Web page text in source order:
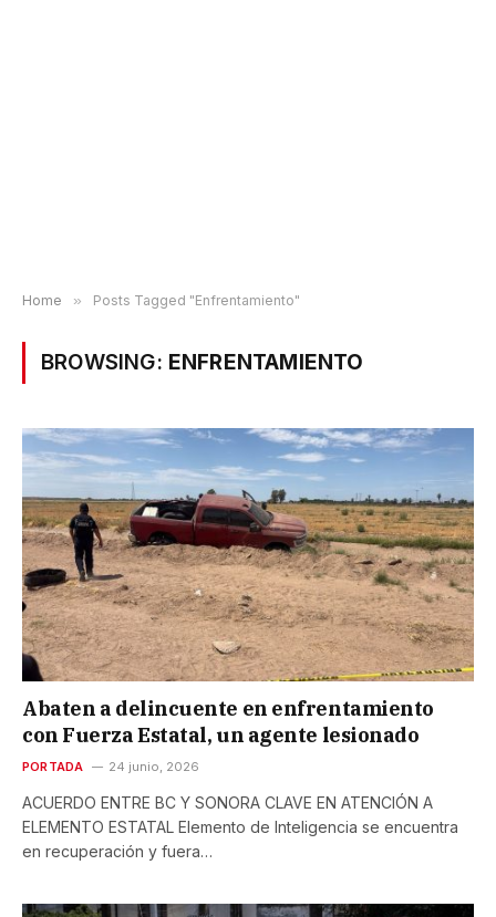
Home » Posts Tagged "Enfrentamiento"
BROWSING: ENFRENTAMIENTO
Abaten a delincuente en enfrentamiento
con Fuerza Estatal, un agente lesionado
PORTADA 24 junio, 2026
ACUERDO ENTRE BC Y SONORA CLAVE EN ATENCIÓN A
ELEMENTO ESTATAL Elemento de Inteligencia se encuentra
en recuperación y fuera…